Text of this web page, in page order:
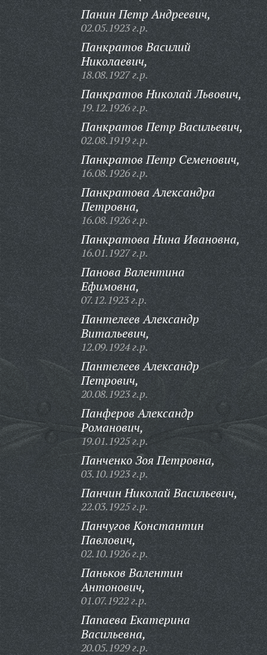
Панин Петр Андреевич,
02.05.1923 г.р.
Панкратов Василий
Николаевич,
18.08.1927 г.р.
Панкратов Николай Львович,
19.12.1926 г.р.
Панкратов Петр Васильевич,
02.08.1919 г.р.
Панкратов Петр Семенович,
16.08.1926 г.р.
Панкратова Александра
Петровна,
16.08.1926 г.р.
Панкратова Нина Ивановна,
16.01.1927 г.р.
Панова Валентина
Ефимовна,
07.12.1923 г.р.
Пантелеев Александр
Витальевич,
12.09.1924 г.р.
Пантелеев Александр
Петрович,
20.08.1923 г.р.
Панферов Александр
Романович,
19.01.1925 г.р.
Панченко Зоя Петровна,
03.10.1923 г.р.
Панчин Николай Васильевич,
22.03.1925 г.р.
Панчугов Константин
Павлович,
02.10.1926 г.р.
Паньков Валентин
Антонович,
01.07.1922 г.р.
Папаева Екатерина
Васильевна,
20.05.1929 г.р.